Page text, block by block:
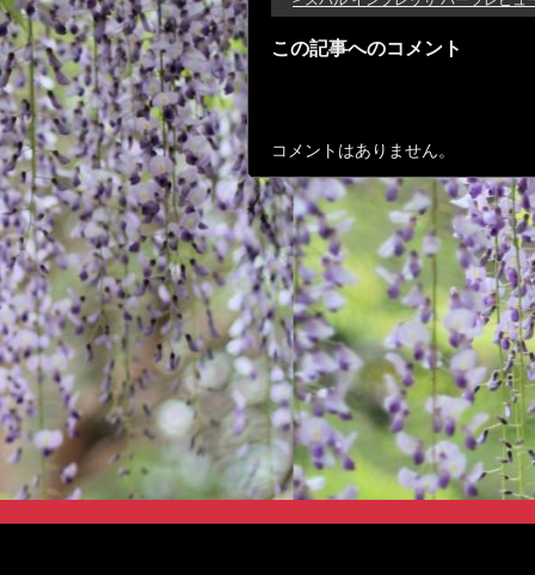
この記事へのコメント
コメントはありません。